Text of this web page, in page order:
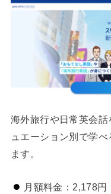
海外旅行や日常英会
ュエーション別で学
ます。
月額料金：2,178円